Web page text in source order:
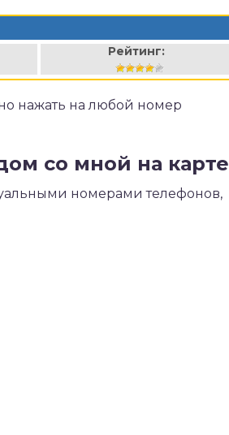
Рейтинг:
нажать на любой номер
со мной на карте
номерами телефонов,